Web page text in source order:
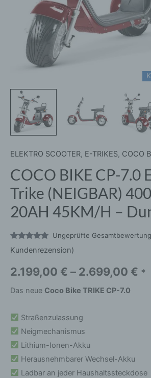
ELEKTRO SCOOTER, E-TRIKES, COCO
COCO BIKE CP-7.0
Trike (NEIGBAR)
20AH 45KM/H –
Bewertet
mit 5.00
basierend
auf
1
Ungeprüfte
Kundenrezension)
2.199,00 € – 2.699,00 € *
Das neue Coco Bike TRIKE CP-7.0
Straßenzulassung
Neigmechanismus
Lithium-Ionen-Akku
Herausnehmbarer Wechsel-Akku
Ladbar an jeder Haushaltssteckdose
45KM/H
Dunkelrot
Menge